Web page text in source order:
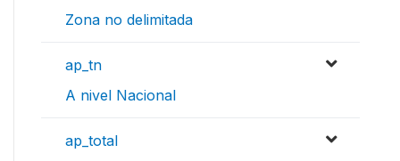
Zona no delimitada
ap_tn
A nivel Nacional
ap_total